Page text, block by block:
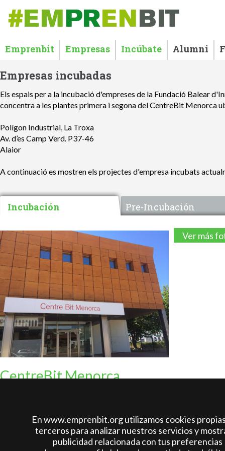
Emprenbit Empresas Incúbate Alumni
Empresas incubadas
Els espais per a la incubació d'empreses de la Fundació Balear
concentra a les plantes primera i segona del CentreBit Menorca
Polígon Industrial, La Troxa
Av. d’es Camp Verd. P37-46
Alaior
A continuació es mostren els projectes d'empresa incubats
Incubación Pre-Incubación
Ver más
CentreBit Menorca
Empresas incubadas:
En www.emprenbit.org utilizamos cookies
terceros para analizar nuestros servicios y
publicidad relacionada con tus preferencias